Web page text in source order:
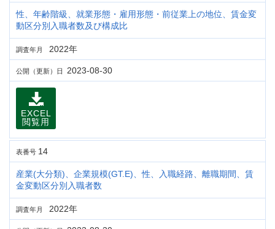
性、年齢階級、就業形態・雇用形態・前従業上の地位、賃金変
動区分別入職者数及び構成比
調査年月 2022年
公開（更新）日 2023-08-30
EXCEL
閲覧用
表番号 14
産業(大分類)、企業規模(GT.E)、性、入職経路、離職期間、賃
金変動区分別入職者数
調査年月 2022年